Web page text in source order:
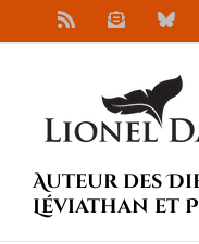
au
Newsletter
Auteur des
Léviathan et